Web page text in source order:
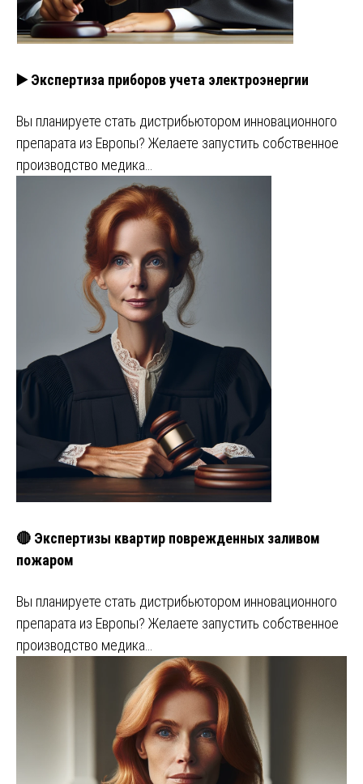
▶️ Экспертиза приборов учета электроэнергии
Вы планируете стать дистрибьютором инновационного
препарата из Европы? Желаете запустить собственное
производство медика…
🔴 Экспертизы квартир поврежденных заливом
пожаром
Вы планируете стать дистрибьютором инновационного
препарата из Европы? Желаете запустить собственное
производство медика…